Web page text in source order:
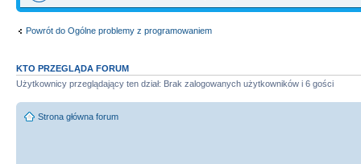
Powrót do Ogólne problemy z programowaniem
KTO PRZEGLĄDA FORUM
Użytkownicy przeglądający ten dział: Brak zalogowanych użytkowników i 6 gości
Strona główna forum